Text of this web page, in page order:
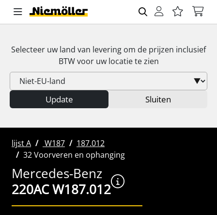
Selecteer uw land van levering om de prijzen inclusief
BTWvoor uw locatie te zien
Update Sluiten
lijst A W187
187.012
32 Voorveren en ophanging
Mercedes-Benz
220AC W187.012